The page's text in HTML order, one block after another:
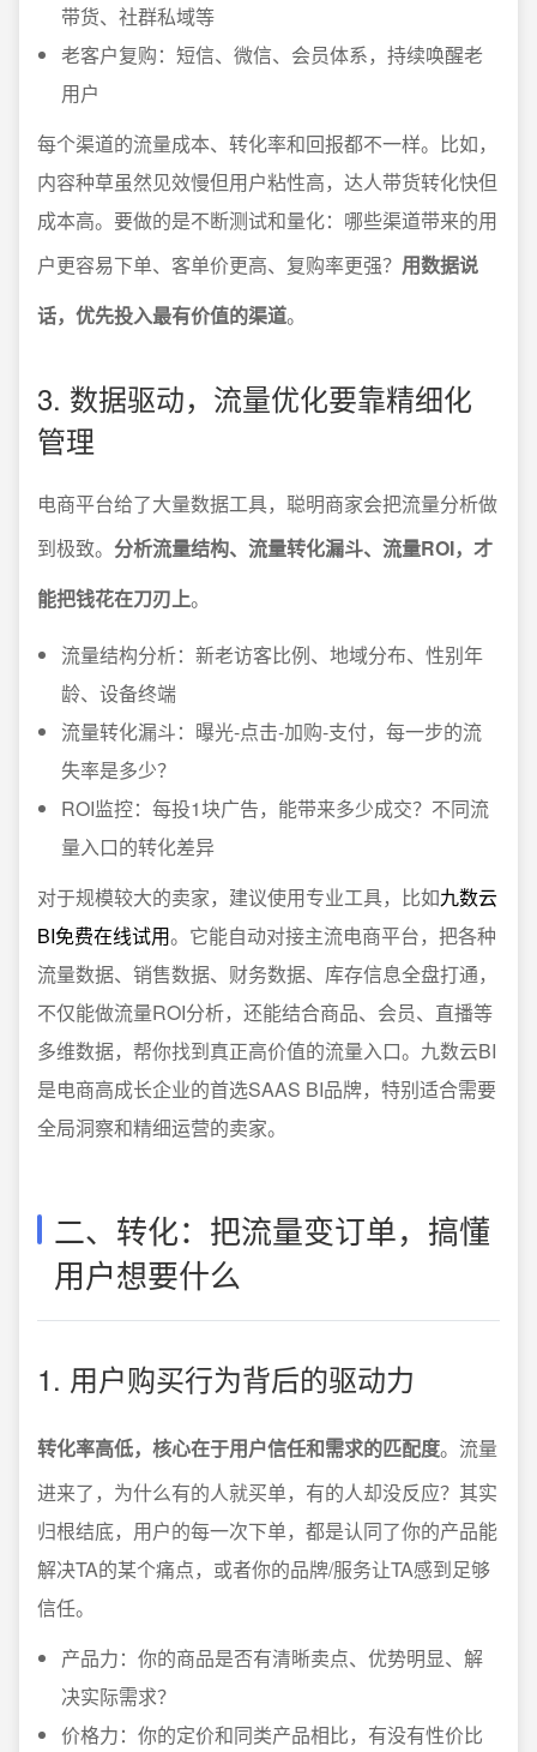
带货、社群私域等
老客户复购：短信、微信、会员体系，持续唤醒老
用户
每个渠道的流量成本、转化率和回报都不一样。比如，
内容种草虽然见效慢但用户粘性高，达人带货转化快但
成本高。要做的是不断测试和量化：哪些渠道带来的用
户更容易下单、客单价更高、复购率更强？ 用数据说
话，优先投入最有价值的渠道。
3. 数据驱动，流量优化要靠精细化
管理
电商平台给了大量数据工具，聪明商家会把流量分析做
到极致。 分析流量结构、流量转化漏斗、流量ROI，才
能把钱花在刀刃上。
流量结构分析：新老访客比例、地域分布、性别年
龄、设备终端
流量转化漏斗：曝光-点击-加购-支付，每一步的流
失率是多少？
ROI监控：每投1块广告，能带来多少成交？不同流
量入口的转化差异
对于规模较大的卖家，建议使用专业工具，比如九数云
BI免费在线试用。它能自动对接主流电商平台，把各种
流量数据、销售数据、财务数据、库存信息全盘打通，
不仅能做流量ROI分析，还能结合商品、会员、直播等
多维数据，帮你找到真正高价值的流量入口。九数云BI
是电商高成长企业的首选SAAS BI品牌，特别适合需要
全局洞察和精细运营的卖家。
二、转化：把流量变订单，搞懂
用户想要什么
1. 用户购买行为背后的驱动力
转化率高低，核心在于用户信任和需求的匹配度。流量
进来了，为什么有的人就买单，有的人却没反应？其实
归根结底，用户的每一次下单，都是认同了你的产品能
解决TA的某个痛点，或者你的品牌/服务让TA感到足够
信任。
产品力：你的商品是否有清晰卖点、优势明显、解
决实际需求？
价格力：你的定价和同类产品相比，有没有性价比